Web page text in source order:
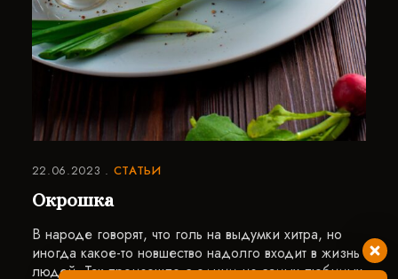
22.06.2023 СТАТЬИ
Окрошка
В народе говорят, что голь на выдумки хитра, но
иногда какое-то новшество надолго входит в жизнь
людей. Так произошло с одним из самых любимых